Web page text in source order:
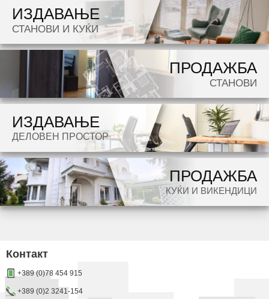
Dokolku barate stan, kuka, deloven prostor ova e vistinskoto mesto da ja zapocnete vasata
ИЗДАВАЊЕ
СТАНОВИ И КУЌИ
ПРОДАЖБА
СТАНОВИ
ИЗДАВАЊЕ
ДЕЛОВЕН ПРОСТОР
ПРОДАЖБА
КУЌИ И ВИКЕНДИЦИ
Контакт
+389 (0)78 454 915
+389 (0)2 3241-154